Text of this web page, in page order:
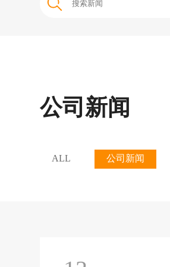
公司新闻
ALL 公司新闻